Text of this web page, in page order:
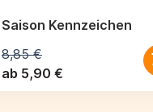
Saison Kennzeichen
8,85 €
ab 5,90 €